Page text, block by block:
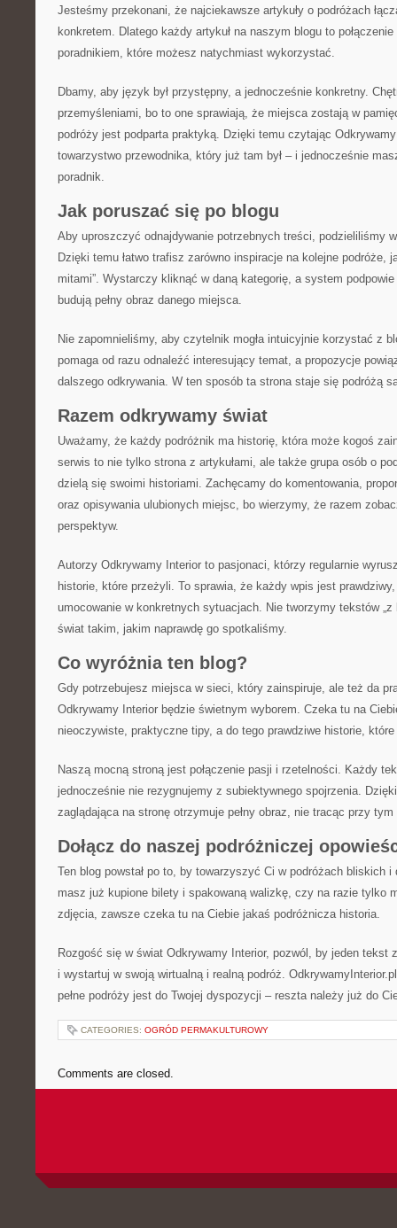
Jesteśmy przekonani, że najciekawsze artykuły o podróżach
konkretem. Dlatego każdy artykuł na naszym blogu to
poradnikiem, które możesz natychmiast wykorzystać.
Dbamy, aby język był przystępny, a jednocześnie konkretny.
przemyśleniami, bo to one sprawiają, że miejsca zostają w
podróży jest podparta praktyką. Dzięki temu czytając
towarzystwo przewodnika, który już tam był – i jednocześnie
poradnik.
Jak poruszać się po blogu
Aby uproszczyć odnajdywanie potrzebnych treści, podzieliliśmy
Dzięki temu łatwo trafisz zarówno inspiracje na kolejne podróże,
mitami”. Wystarczy kliknąć w daną kategorię, a system
budują pełny obraz danego miejsca.
Nie zapomnieliśmy, aby czytelnik mogła intuicyjnie korzystać z
pomaga od razu odnaleźć interesujący temat, a propozycje
dalszego odkrywania. W ten sposób ta strona staje się podróżą
Razem odkrywamy świat
Uważamy, że każdy podróżnik ma historię, która może kogoś
serwis to nie tylko strona z artykułami, ale także grupa osób o
dzielą się swoimi historiami. Zachęcamy do komentowania,
oraz opisywania ulubionych miejsc, bo wierzymy, że razem
perspektyw.
Autorzy Odkrywamy Interior to pasjonaci, którzy regularnie
historie, które przeżyli. To sprawia, że każdy wpis jest
umocowanie w konkretnych sytuacjach. Nie tworzymy tekstów „z
świat takim, jakim naprawdę go spotkaliśmy.
Co wyróżnia ten blog?
Gdy potrzebujesz miejsca w sieci, który zainspiruje, ale też da
Odkrywamy Interior będzie świetnym wyborem. Czeka tu na
nieoczywiste, praktyczne tipy, a do tego prawdziwe historie,
Naszą mocną stroną jest połączenie pasji i rzetelności. Każdy
jednocześnie nie rezygnujemy z subiektywnego spojrzenia.
zaglądająca na stronę otrzymuje pełny obraz, nie tracąc przy
Dołącz do naszej podróżniczej
Ten blog powstał po to, by towarzyszyć Ci w podróżach bliskich
masz już kupione bilety i spakowaną walizkę, czy na razie tylko
zdjęcia, zawsze czeka tu na Ciebie jakaś podróżnicza historia.
Rozgość się w świat Odkrywamy Interior, pozwól, by jeden tekst
i wystartuj w swoją wirtualną i realną podróż.
pełne podróży jest do Twojej dyspozycji – reszta należy już do
CATEGORIES: OGRÓD PERMAKULTUROWY
Comments are closed.